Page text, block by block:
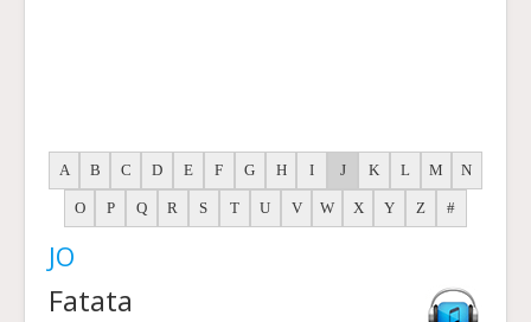
A B C D E F G H I J K L M N
O P Q R S T U V W X Y Z #
JO
Fatata